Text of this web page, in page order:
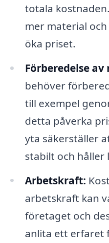
totala
mer material
öka priset.
Förberedelse av
behöver
till exempel
detta påverka
yta säkerställer
stabilt och håller
Arbetskraft:
arbetskraft kan
företaget och
anlita ett erfaret